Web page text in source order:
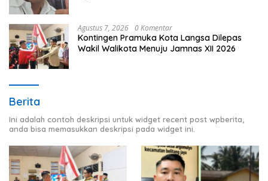
Agustus 7, 2026 0 Komentar
Kontingen Pramuka Kota Langsa Dilepas
Wakil Walikota Menuju Jamnas XII 2026
Berita
Ini adalah contoh deskripsi untuk widget recent post wpberita,
anda bisa memasukkan deskripsi pada widget ini.